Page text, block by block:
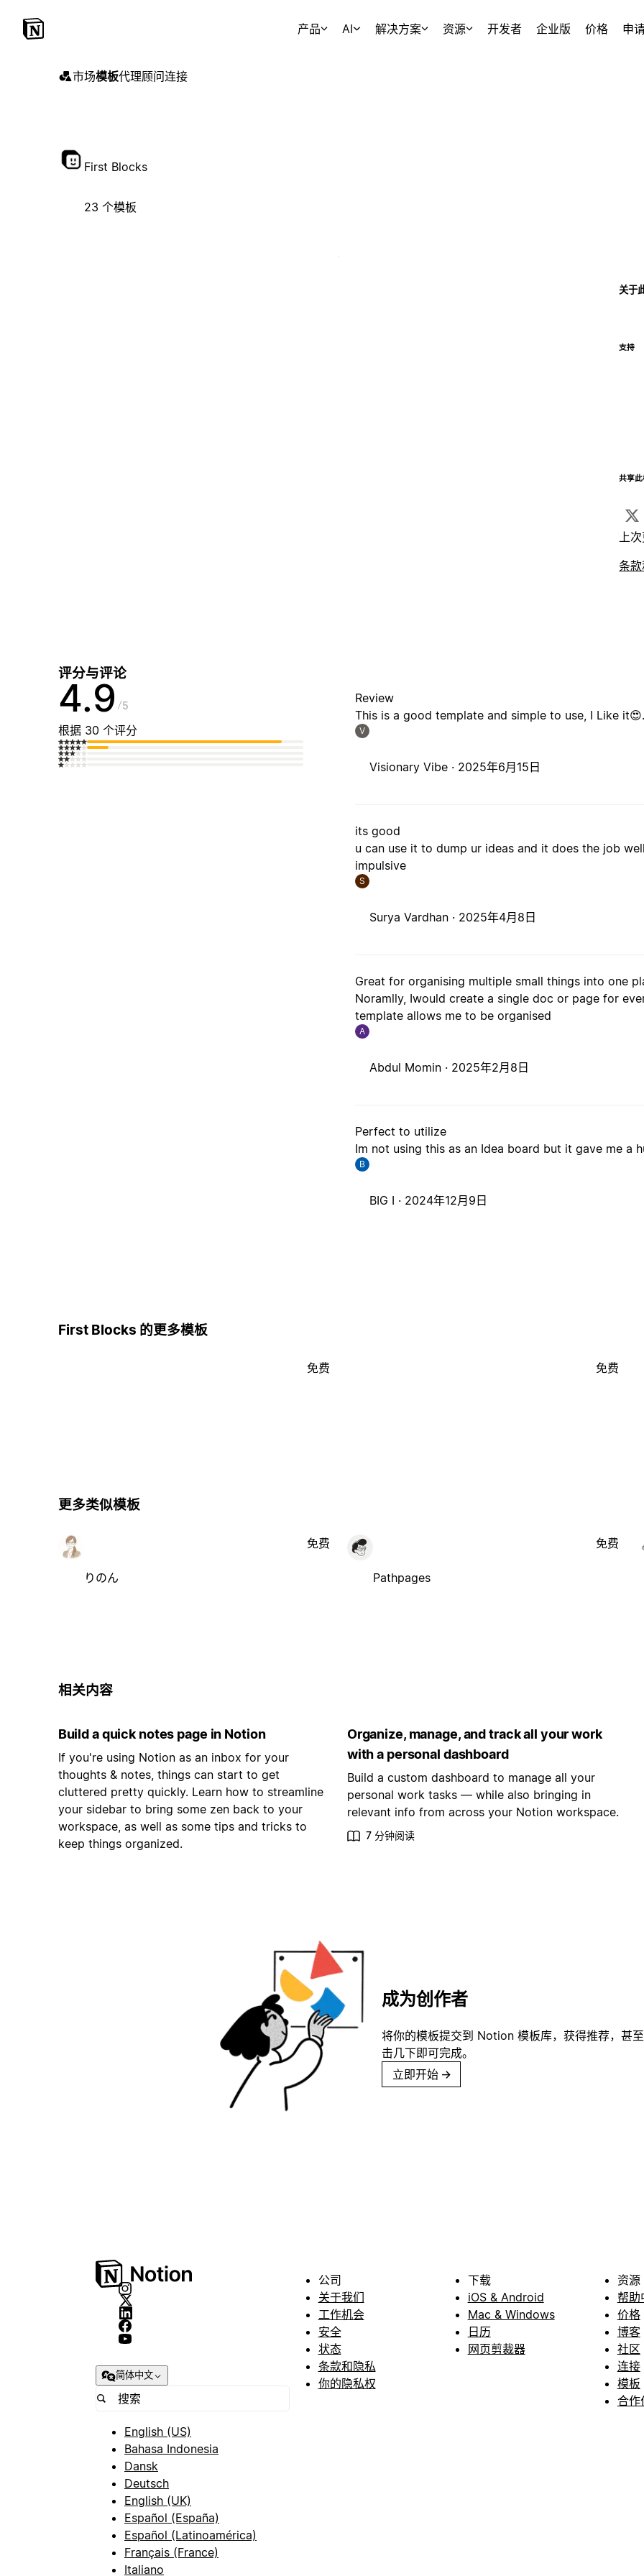
产品 AI 解决方案 资源 开发者 企业版 价格 申
市场模板代理顾问连接
First Blocks
23 个模板
关于
支持
共享
上
条
评分与评论
4.9 5
根据 30 个评分
Review
This is a good template and simple to use, I Like it😍.
V
Visionary Vibe · 2025年6月15日
its good
u can use it to dump ur ideas and it does the job
impulsive
S
Surya Vardhan · 2025年4月8日
Great for organising multiple small things into one
Noramlly, Iwould create a single doc or page for
template allows me to be organised
A
Abdul Momin · 2025年2月8日
Perfect to utilize
Im not using this as an Idea board but it gave me a
B
BIG I · 2024年12月9日
First Blocks 的更多模板
免费 免费
更多类似模板
りのん
免费
Pathpages
免费
相关内容
Build a quick notes page in Notion
If you're using Notion as an inbox for your
thoughts & notes, things can start to get
cluttered pretty quickly. Learn how to streamline
your sidebar to bring some zen back to your
workspace, as well as some tips and tricks to
keep things organized.
Organize, manage, and track all your work
with a personal dashboard
Build a custom dashboard to manage all your
personal work tasks — while also bringing in
relevant info from across your Notion workspace.
7 分钟阅读
成为创作者
将你的模板提交到 Notion 模板库，获得推荐，甚
击几下即可完成。
立即开始 →
简体中文
English (US)
Bahasa Indonesia
Dansk
Deutsch
English (UK)
Español (España)
Español (Latinoamérica)
Français (France)
Italiano
公司
关于我们
工作机会
安全
状态
条款和隐私
你的隐私权
下载
iOS & Android
Mac & Windows
日历
网页剪裁器
资源
帮助
价格
博客
社区
连接
模板
合作